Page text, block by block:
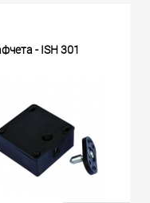
- ISH 301